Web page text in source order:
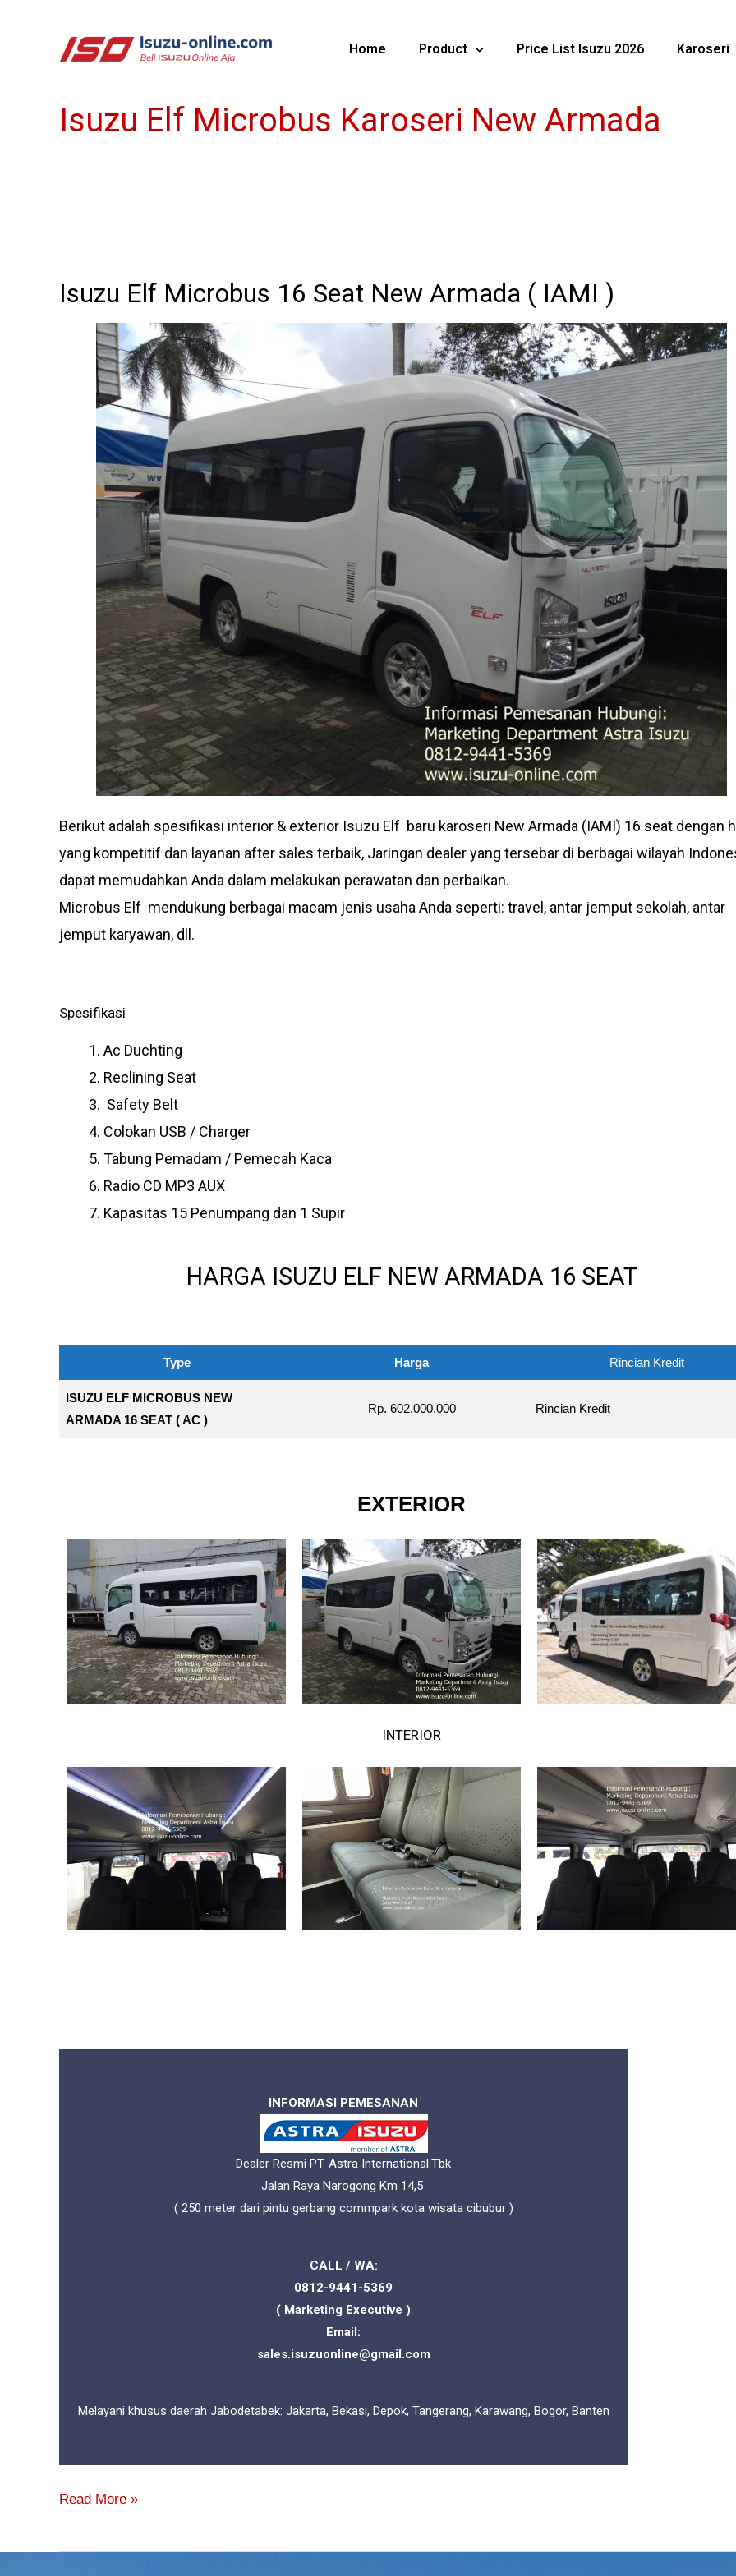
Home Product Price List Isuzu 2026 Karoseri
Isuzu Elf Microbus Karoseri New Armada
Isuzu Elf Microbus 16 Seat New Armada ( IAMI )
Berikut adalah spesifikasi interior & exterior Isuzu Elf baru karoseri New Armada (IAMI) 16 seat dengan
yang kompetitif dan layanan after sales terbaik, Jaringan dealer yang tersebar di berbagai wilayah
dapat memudahkan Anda dalam melakukan perawatan dan perbaikan.
Microbus Elf mendukung berbagai macam jenis usaha Anda seperti: travel, antar jemput sekolah, antar
jemput karyawan, dll.
Spesifikasi
Ac Duchting
Reclining Seat
Safety Belt
Colokan USB / Charger
Tabung Pemadam / Pemecah Kaca
Radio CD MP3 AUX
Kapasitas 15 Penumpang dan 1 Supir
HARGA ISUZU ELF NEW ARMADA 16 SEAT
Type Harga Rincian Kredit
ISUZU ELF MICROBUS NEW
ARMADA 16 SEAT ( AC )
Rp. 602.000.000 Rincian Kredit
EXTERIOR
INTERIOR
INFORMASI PEMESANAN
Dealer Resmi PT. Astra International.Tbk
Jalan Raya Narogong Km 14,5
( 250 meter dari pintu gerbang commpark kota wisata cibubur )
CALL / WA:
0812-9441-5369
( Marketing Executive )
Email:
sales.isuzuonline@gmail.com
Melayani khusus daerah Jabodetabek: Jakarta, Bekasi, Depok, Tangerang, Karawang, Bogor, Banten
Isuzu
Elf
Read More »